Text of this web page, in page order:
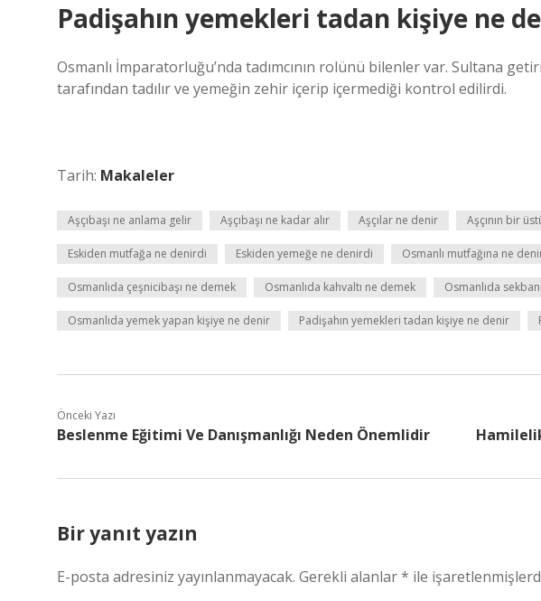
Padişahın yemekleri tadan kişiye ne
Osmanlı İmparatorluğu’nda tadımcının rolünü bilenler var. Sultana
tarafından tadılır ve yemeğin zehir içerip içermediği kontrol edilirdi.
Tarih: Makaleler
Aşçıbaşı ne anlama gelir Aşçıbaşı ne kadar alır Aşçılar ne denir Aşçının bir
Eskiden mutfağa ne denirdi Eskiden yemeğe ne denirdi Osmanlı mutfağına ne
Osmanlıda çeşnicibaşı ne demek Osmanlıda kahvaltı ne demek Osmanlıda
Osmanlıda yemek yapan kişiye ne denir Padişahın yemekleri tadan kişiye ne denir
Önceki Yazı
Beslenme Eğitimi Ve Danışmanlığı Neden Önemlidir
Bir yanıt yazın
E-posta adresiniz yayınlanmayacak. Gerekli alanlar* ile